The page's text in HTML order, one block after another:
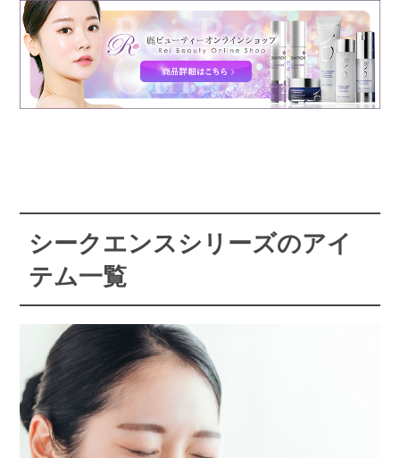
シークエンスシリーズのアイ
テム一覧